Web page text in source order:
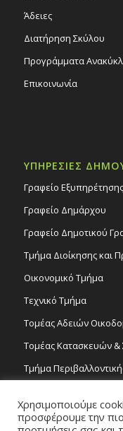
Άδειες
Διατήρηση Σκύλου
Προγράμματα
Επικοινωνία
ΥΠΗΡΕΣΙΕΣ
Γραφείο
Γραφείο Δημάρχου
Γραφείο Δημοτικού
Τμήμα Διοίκησης και
Οικονομικό Τμήμα
Τεχνικό Τμήμα
Τομέας Αδειών
Τομέας Κατασκευών &
Τμήμα
Τομέας Γραμμάτων
Χρησιμοποιούμε
προσφέρουμε την